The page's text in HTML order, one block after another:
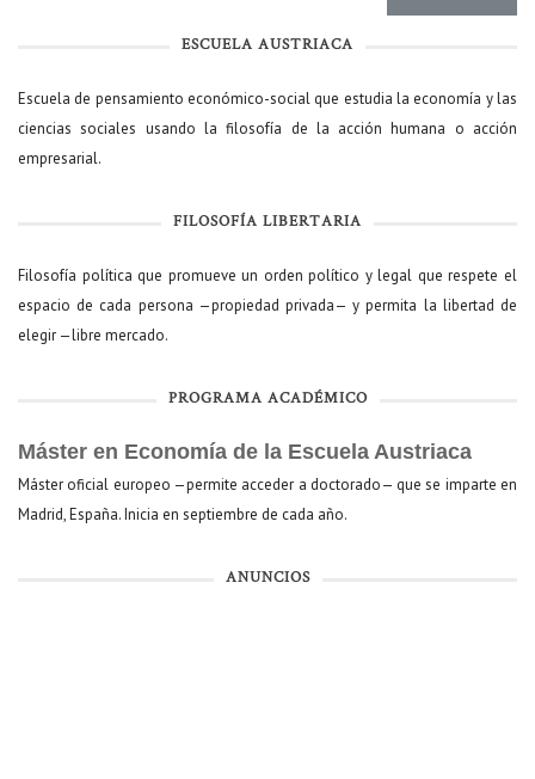
ESCUELA AUSTRIACA
Escuela de pensamiento económico-social que estudia la economía y las
ciencias sociales usando la filosofía de la acción humana o acción
empresarial.
FILOSOFÍA LIBERTARIA
Filosofía política que promueve un orden político y legal que respete el
espacio de cada persona —propiedad privada— y permita la libertad de
elegir —libre mercado.
PROGRAMA ACADÉMICO
Máster en Economía de la Escuela Austriaca
Máster oficial europeo —permite acceder a doctorado— que se imparte en
Madrid, España. Inicia en septiembre de cada año.
ANUNCIOS